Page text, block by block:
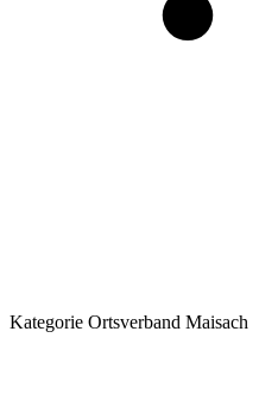
Kategorie Ortsverband Maisach